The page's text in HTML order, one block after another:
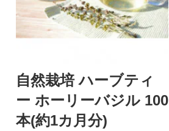
自然栽培 ハーブティ
ー ホーリーバジル 100
本(約1カ月分)